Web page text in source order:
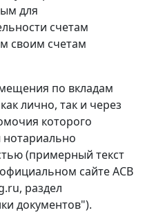
для
счетам
своим счетам
по вкладам
лично, так и через
которого
(примерный текст
сайте АСВ
раздел
документов").